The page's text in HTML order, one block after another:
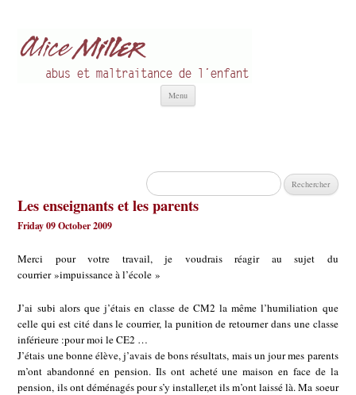
Menu
Rechercher :
Les enseignants et les parents
Friday 09 October 2009
Merci pour votre travail, je voudrais réagir au sujet du
courrier »impuissance à l’école »
J’ai subi alors que j’étais en classe de CM2 la même l’humiliation que
celle qui est cité dans le courrier, la punition de retourner dans une classe
inférieure :pour moi le CE2 …
J’étais une bonne élève, j’avais de bons résultats, mais un jour mes parents
m’ont abandonné en pension. Ils ont acheté une maison en face de la
pension, ils ont déménagés pour s’y installer,et ils m’ont laissé là. Ma soeur